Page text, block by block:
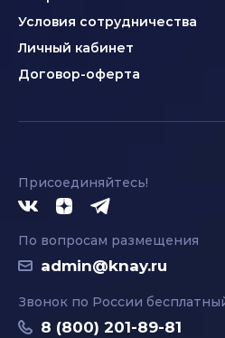
Условия сотрудничества
Личный кабинет
Договор-оферта
Присоединяйтесь!
По вопросам размещения
admin@knay.ru
Звонок по России
8 (800) 201-89-81